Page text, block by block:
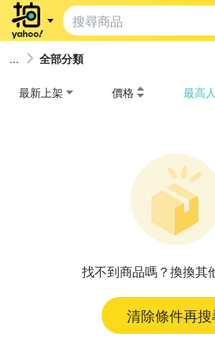
全部分類
最新上架 價格 最高
找不到商品嗎？換換其
清除條件再